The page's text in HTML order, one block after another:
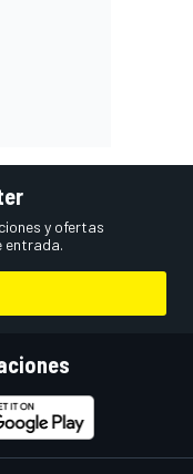
y ofertas
entrada.